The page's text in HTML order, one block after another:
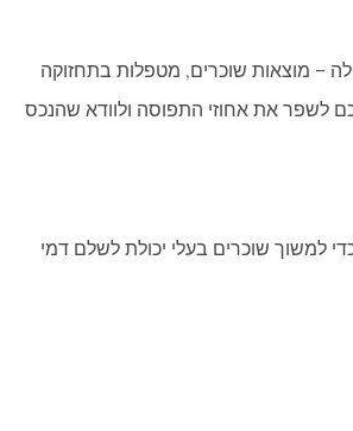
– מוצאות שוכרים, מטפלות בתחזוקה
לשפר את אחוזי התפוסה ולוודא שהנכס
למשוך שוכרים בעלי יכולת לשלם דמי